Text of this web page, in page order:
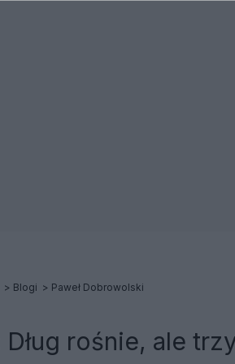
Blogi Paweł Dobrowolski
Dług rośnie, ale